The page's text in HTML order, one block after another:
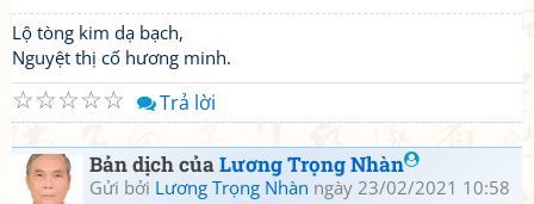
Lộ tòng kim dạ bạch,
Nguyệt thị cố hương minh.
☆
☆
☆
☆
☆ Trả lời
Bản dịch củaLương Trọng Nhàn
Gửi bởi Lương Trọng Nhàn ngày 23/02/2021 10:58